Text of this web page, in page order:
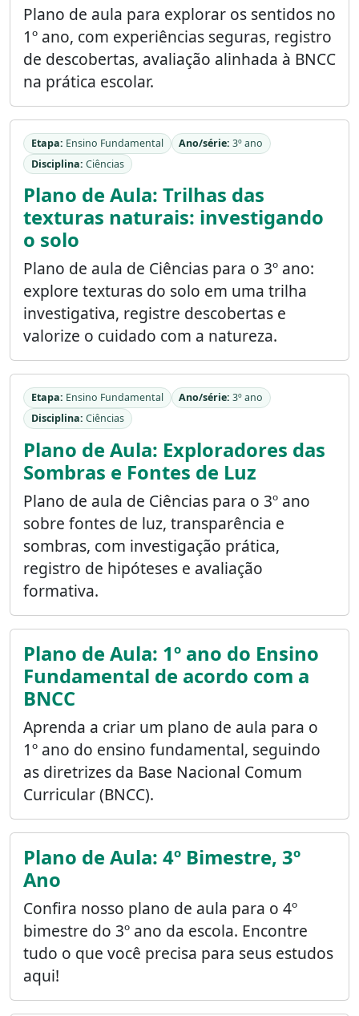
Plano de aula para explorar os sentidos no
1º ano, com experiências seguras, registro
de descobertas, avaliação alinhada à BNCC
na prática escolar.
Etapa: Ensino Fundamental Ano/série: 3º ano
Disciplina: Ciências
Plano de Aula: Trilhas das
texturas naturais: investigando
o solo
Plano de aula de Ciências para o 3º ano:
explore texturas do solo em uma trilha
investigativa, registre descobertas e
valorize o cuidado com a natureza.
Etapa: Ensino Fundamental Ano/série: 3º ano
Disciplina: Ciências
Plano de Aula: Exploradores das
Sombras e Fontes de Luz
Plano de aula de Ciências para o 3º ano
sobre fontes de luz, transparência e
sombras, com investigação prática,
registro de hipóteses e avaliação
formativa.
Plano de Aula: 1º ano do Ensino
Fundamental de acordo com a
BNCC
Aprenda a criar um plano de aula para o
1º ano do ensino fundamental, seguindo
as diretrizes da Base Nacional Comum
Curricular (BNCC).
Plano de Aula: 4º Bimestre, 3º
Ano
Confira nosso plano de aula para o 4º
bimestre do 3º ano da escola. Encontre
tudo o que você precisa para seus estudos
aqui!